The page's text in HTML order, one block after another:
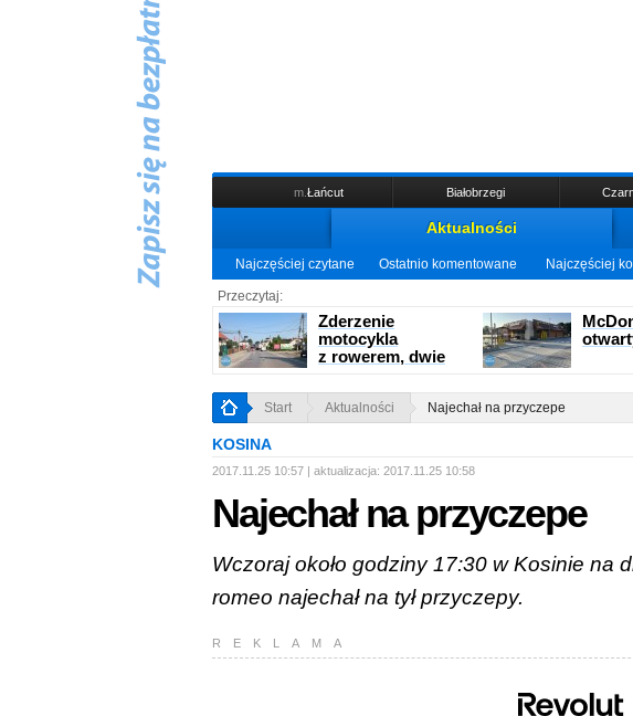
m. Łańcut Białobrzegi
Aktualności
Najczęściej czytane Ostatnio komentowane Najczęściej
Przeczytaj:
Zderzenie
motocykla
z rowerem, dwie
Start Aktualności Najechał na przyczepe
KOSINA
2017.11.25 10:57 | aktualizacja: 2017.11.25 10:58
Najechał na przyczepe
Wczoraj około godziny 17:30 w Kosinie na
romeo najechał na tył przyczepy.
REKLAMA